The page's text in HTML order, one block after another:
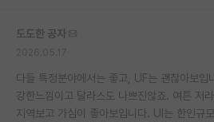
도도한 공자
다들 특정분야에서는 좋고, UF는 괜찮아보입
강한느낌이고 달라스도 나쁘진않죠. 여튼 저
지역보고 가심이 좋아보입니다. UI는 한인규